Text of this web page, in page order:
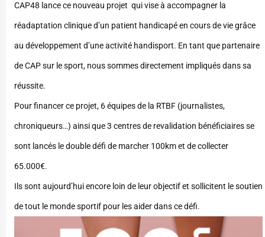
CAP48 lance ce nouveau projet qui vise à accompagner la
réadaptation clinique d’un patient handicapé en cours de vie grâce
au développement d’une activité handisport. En tant que partenaire
de CAP sur le sport, nous sommes directement impliqués dans sa
réussite.
Pour financer ce projet, 6 équipes de la RTBF (journalistes,
chroniqueurs…) ainsi que 3 centres de revalidation bénéficiaires se
sont lancés le double défi de marcher 100km et de collecter
65.000€.
Ils sont aujourd’hui encore loin de leur objectif et sollicitent le soutien
de tout le monde sportif pour les aider dans ce défi.